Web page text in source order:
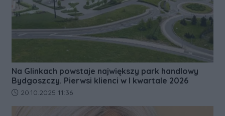
Na Glinkach powstaje największy park handlowy
Bydgoszczy. Pierwsi klienci w I kwartale 2026
Data dodania artykułu:
20.10.2025 11:36